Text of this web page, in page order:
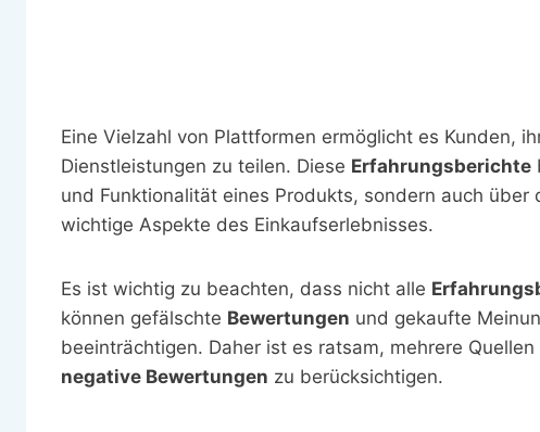
Eine Vielzahl von Plattformen ermöglicht es Kunden,
Dienstleistungen zu teilen. Diese Erfahrungsberichte
und Funktionalität eines Produkts, sondern auch
wichtige Aspekte des Einkaufserlebnisses.
Es ist wichtig zu beachten, dass nicht alle
können gefälschte Bewertungen und gekaufte
beeinträchtigen. Daher ist es ratsam, mehrere
negative Bewertungen zu berücksichtigen.